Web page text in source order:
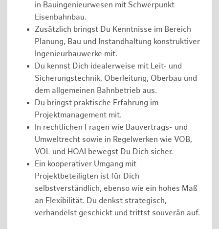
in Bauingenieurwesen mit Schwerpunkt
Eisenbahnbau.
Zusätzlich bringst Du Kenntnisse im Bereich
Planung, Bau und Instandhaltung konstruktiver
Ingenieurbauwerke mit.
Du kennst Dich idealerweise mit Leit- und
Sicherungstechnik, Oberleitung, Oberbau und
dem allgemeinen Bahnbetrieb aus.
Du bringst praktische Erfahrung im
Projektmanagement mit.
In rechtlichen Fragen wie Bauvertrags- und
Umweltrecht sowie in Regelwerken wie VOB,
VOL und HOAI bewegst Du Dich sicher.
Ein kooperativer Umgang mit
Projektbeteiligten ist für Dich
selbstverständlich, ebenso wie ein hohes Maß
an Flexibilität. Du denkst strategisch,
verhandelst geschickt und trittst souverän auf.